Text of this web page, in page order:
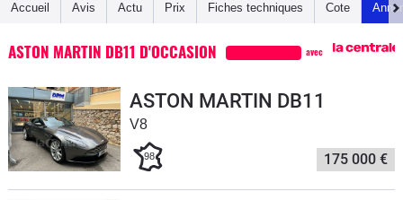
Guide
d'achat
Accueil Avis Actu Prix Fiches techniques Cote
ASTON MARTIN DB11 D'OCCASION avec
ASTON MARTIN DB11
V8
98 175 000 €